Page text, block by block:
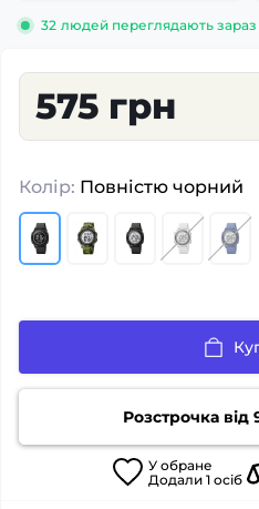
32 людей переглядають зараз
575 грн
Колір: Повністю чорний
Розстрочка від
У обране
Додали 1 осіб